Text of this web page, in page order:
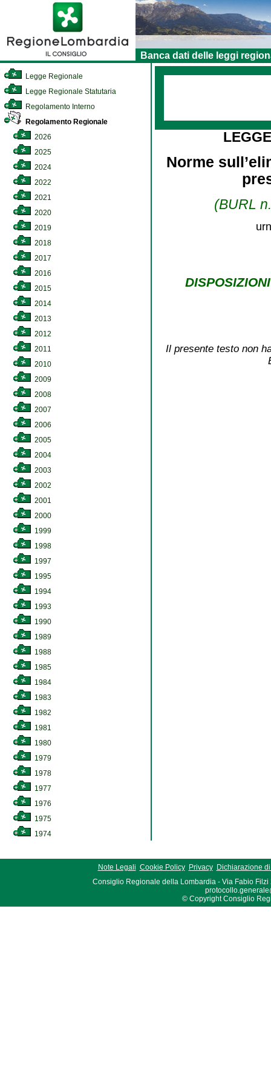
Banca dati delle leggi
Legge Regionale
Legge Regionale Statutaria
Regolamento Interno
Regolamento Regionale
2026
2025
2024
2022
2021
2020
2019
2018
2017
2016
2015
2014
2013
2012
2011
2010
2009
2008
2007
2006
2005
2004
2003
2002
2001
2000
1999
1998
1997
1995
1994
1993
1990
1989
1988
1985
1984
1983
1982
1981
1980
1979
1978
1977
1976
1975
1974
Norme
(BURL
Il presente testo non
Note Legali Cookie Policy Privacy
Dichiarazione
Consiglio Regionale della Lombardia - Via Fabio Filzi
© Copyright Consiglio